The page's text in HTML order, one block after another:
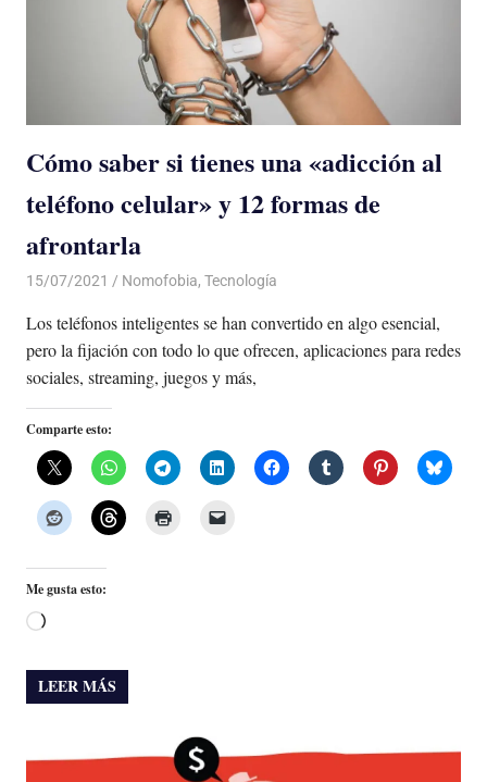
Cómo saber si tienes una «adicción al
teléfono celular» y 12 formas de
afrontarla
15/07/2021 De todo un Poco
Nomofobia, Tecnología
Los teléfonos inteligentes se han convertido en algo esencial,
pero la fijación con todo lo que ofrecen, aplicaciones para redes
sociales, streaming, juegos y más,
Comparte esto:
Me gusta esto:
Cargando...
LEER MÁS